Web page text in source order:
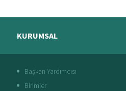
KURUMSAL
Başkan Yardımcısı
Birimler